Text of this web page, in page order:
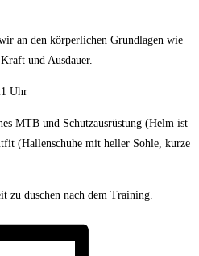
an den körperlichen Grundlagen wie
und Ausdauer.
Uhr
MTB und Schutzausrüstung (Helm ist
(Hallenschuhe mit heller Sohle, kurze
zu duschen nach dem Training.